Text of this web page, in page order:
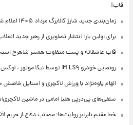
قاب!
زمان‌بندی جدید شارژ کالابرگ مرداد ۱۴۰۵ اعلام شد
برای اولین بار؛ انتشار تصاویری از رهبر جدید
قاب عاشقانه و پست متفاوت همسر شاهرخ
رونمایی خودرو IM LS۹ توسط نیکا موتور ، لوکس ترین شاسی بلند EREV در ایران
الهام پاوه‌نژاد با ورزش لاکچری و استایل خاصش
سلفی‌های پی‌درپی هلیا امامی در ماشین
خط مقدم نابرابر روایت‌ها؛ مصائب دفاع از حریم